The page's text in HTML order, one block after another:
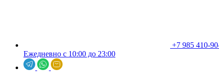
+7 985 410-
Ежедневно с 10:00 до 23:00